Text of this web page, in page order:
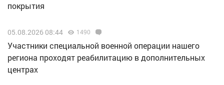
покрытия
05.08.2026 08:44 1490
Участники специальной военной операции нашего
региона проходят реабилитацию в дополнительных
центрах